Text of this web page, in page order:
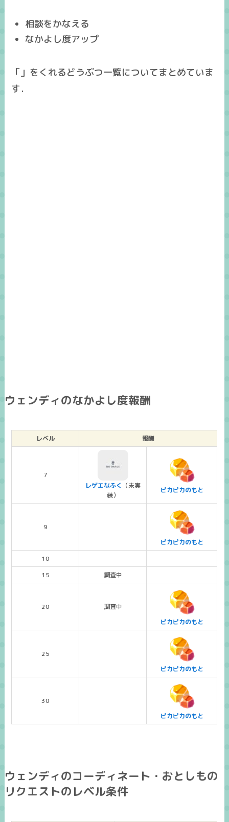
相談をかなえる
なかよし度アップ
「」をくれるどうぶつ一覧についてまとめていま
す．
ウェンディのなかよし度報酬
レベル 報酬
7
レゲエなふく （未実
装）
ピカピカのもと
9
ピカピカのもと
10
15
調査中
20
調査中
ピカピカのもと
25
ピカピカのもと
30
ピカピカのもと
ウェンディのコーディネート・おとしもの
リクエストのレベル条件